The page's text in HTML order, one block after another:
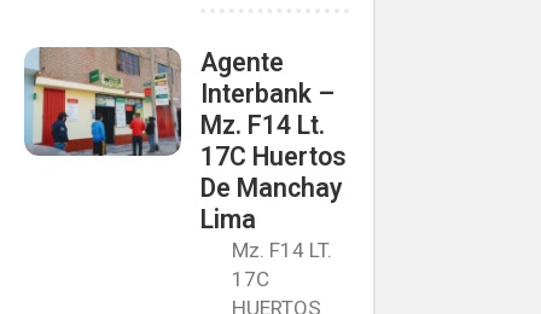
Agente
Interbank –
Mz. F14 Lt.
17C Huertos
De Manchay
Lima
Mz. F14 LT.
17C
HUERTOS